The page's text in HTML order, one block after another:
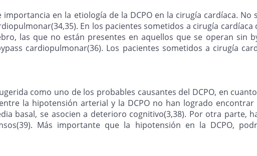
en la etiología de la DCPO en la cirugía cardíaca.
En los pacientes sometidos a cirugía
las que no están presentes en aquellos que se operan sin
cardiopulmonar(36). Los pacientes sometidos a cirugía
como uno de los probables causantes del DCPO, en
la hipotensión arterial y la DCPO no han logrado
basal, se asocien a deterioro cognitivo(3,38). Por otra parte,
Más importante que la hipotensión en la DCPO,